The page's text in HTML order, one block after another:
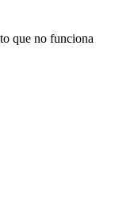
que no funciona